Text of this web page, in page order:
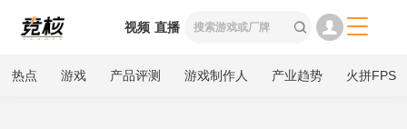
视频 直播  
热点 游戏 产品评测 游戏制作人 产业趋势 火拼FPS